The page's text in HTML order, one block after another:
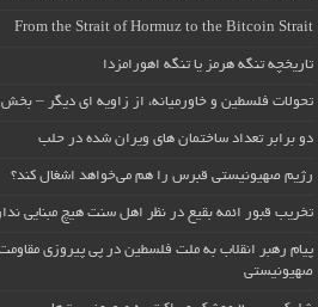
From the Strait of Hormuz to the Bitcoin Strait
تاریخچه تنگه هرمز یا تنگه اهورامزدا
تحولات فلسطین و خاورمیانه، از زاویه ای دیگر –
دو برابر تعداد ساختمان های ویران شده در حلب
رژیم صهیونیستی قبرس را هم می‌خواهد اشغال کند؟
تخریب قبور ائمه بقیع در نظر اهل سنت هیچ مبنایی
پیام رهبر انقلاب به ملت فلسطین در پی پیروزی
صهیونیستی